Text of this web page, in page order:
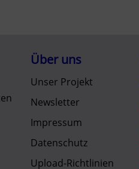
Über uns
Unser Projekt
Newsletter
Impressum
Datenschutz
Upload-Richtlinien